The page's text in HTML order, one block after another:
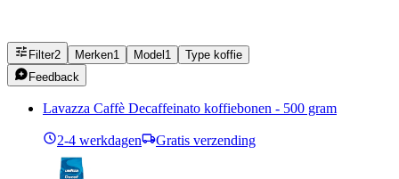
Filter2 Merken1 Model 1
Type koffie
Feedback
Lavazza Caffè Decaffeinato koffiebonen - 500 gram
2-4 werkdagen Gratis verzending